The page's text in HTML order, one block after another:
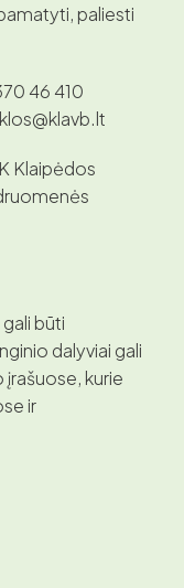
paliesti
46 410
Klaipėdos
būti
dalyviai gali
kurie
ir